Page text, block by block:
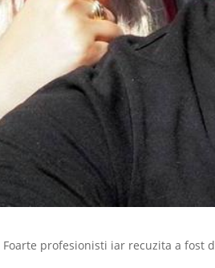
Foarte profesionisti iar recuzita a